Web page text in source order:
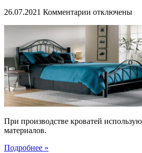
26.07.2021 Комментарии к
Особенности
кроватей
отключены
При производстве кроватей
материалов.
Подробнее »